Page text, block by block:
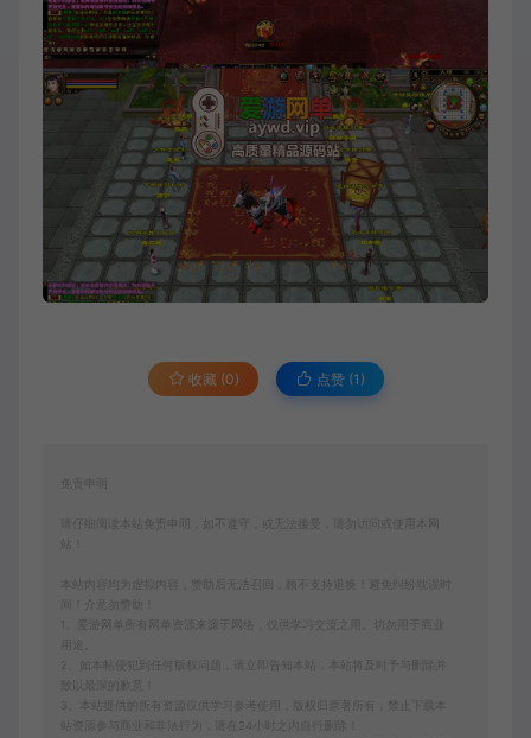
收藏 (0) 点赞 (1 )
免责申明
请仔细阅读本站免责申明，如不遵守，或无法接受，请勿访问或使用本网
本站内容均为虚拟内容，赞助后无法召回，顾不支持退换！避免纠纷耽误时
间！介意勿赞助！
1、爱游网单所有网单资源来源于网络，仅供学习交流之用。切勿用于商业
2、如本帖侵犯到任何版权问题，请立即告知本站，本站将及时予与删除并
致以最深的歉意！
3、本站提供的所有资源仅供学习参考使用，版权归原著所有，禁止下载本
站资源参与商业和非法行为，请在24小时之内自行删除！